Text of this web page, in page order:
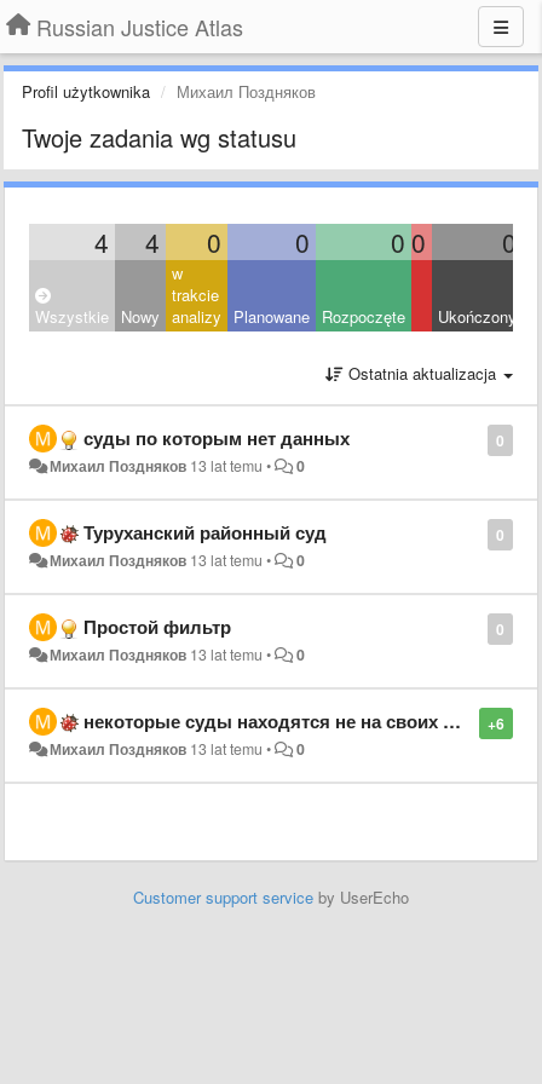
Russian Justice Atlas
Profil użytkownika Михаил Поздняков
Twoje zadania wg statusu
4 4 0 0 0 0 0
Wszystkie Nowy
w
trakcie
analizy
Planowane Rozpoczęte Ukończony
Ostatnia aktualizacja
0
суды по которым нет данных
Михаил Поздняков 13 lat temu • 0
0
Туруханский районный суд
Михаил Поздняков 13 lat temu • 0
0
Простой фильтр
Михаил Поздняков 13 lat temu • 0
+6
некоторые суды находятся не на своих местах
Михаил Поздняков 13 lat temu • 0
Customer support service by UserEcho